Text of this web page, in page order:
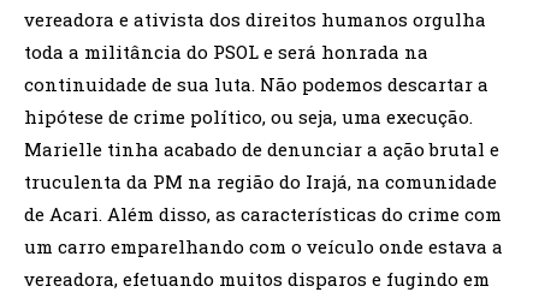
vereadora e ativista dos direitos humanos orgulha
toda a militância do PSOL e será honrada na
continuidade de sua luta. Não podemos descartar a
hipótese de crime político, ou seja, uma execução.
Marielle tinha acabado de denunciar a ação brutal e
truculenta da PM na região do Irajá, na comunidade
de Acari. Além disso, as características do crime com
um carro emparelhando com o veículo onde estava a
vereadora, efetuando muitos disparos e fugindo em